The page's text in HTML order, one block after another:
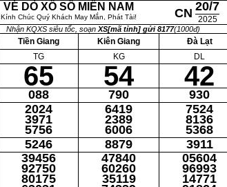
VÉ DÒ XỔ SỐ MIỀN NAM
Kính Chúc Quý Khách May Mắn, Phát Tài! CN 20/7
2025
Nhận KQXS siêu tốc, soạn XS[mã tỉnh] gửi 8177(1000đ)
Tiền Giang
TG
65
088
2024
3971
5756
5246
39456
92750
80175
Kiên Giang
KG
54
790
6419
2389
6006
8879
47840
60260
35119
Đà Lạt
DL
42
930
7524
8136
5368
3911
05604
96993
14771